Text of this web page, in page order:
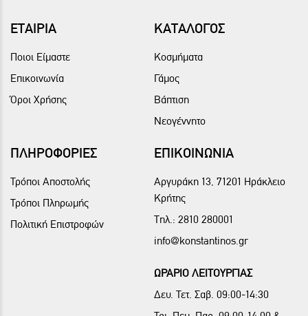
ΕΤΑΙΡΙΑ
Ποιοι Είμαστε
Επικοινωνία
Όροι Χρήσης
ΚΑΤΑΛΟΓΟΣ
Κοσμήματα
Γάμος
Βάπτιση
Νεογέννητο
ΠΛΗΡΟΦΟΡΙΕΣ
Τρόποι Αποστολής
Τρόποι Πληρωμής
Πολιτική Επιστροφών
ΕΠΙΚΟΙΝΩΝΙΑ
Αργυράκη 13, 71201 Ηράκλειο
Κρήτης
Τηλ.: 2810 280001
info@konstantinos.gr
ΩΡΑΡΙΟ ΛΕΙΤΟΥΡΓΙΑΣ
Δευ. Τετ. Σαβ. 09:00-14:30